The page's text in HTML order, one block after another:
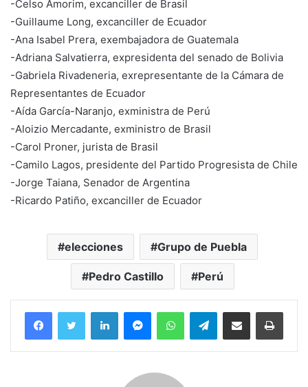
-Celso Amorim, excanciller de Brasil
-Guillaume Long, excanciller de Ecuador
-Ana Isabel Prera, exembajadora de Guatemala
-Adriana Salvatierra, expresidenta del senado de Bolivia
-Gabriela Rivadeneria, exrepresentante de la Cámara de
Representantes de Ecuador
-Aída García-Naranjo, exministra de Perú
-Aloizio Mercadante, exministro de Brasil
-Carol Proner, jurista de Brasil
-Camilo Lagos, presidente del Partido Progresista de Chile
-Jorge Taiana, Senador de Argentina
-Ricardo Patiño, excanciller de Ecuador
elecciones Grupo de Puebla
Pedro Castillo Perú
FacebookTwitter LinkedInMessengerWhatsAppTelegramCompartir por correo electrónico